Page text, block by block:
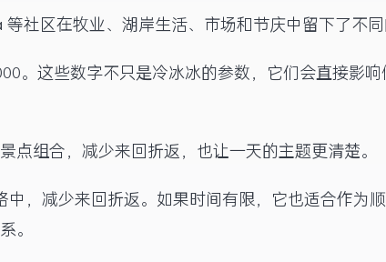
社区在牧业、湖岸生活、市场和节庆中留下了不同
。这些数字不只是冷冰冰的参数，它们会直接影
组合，减少来回折返，也让一天的主题更清楚。
，减少来回折返。如果时间有限，它也适合作为
。